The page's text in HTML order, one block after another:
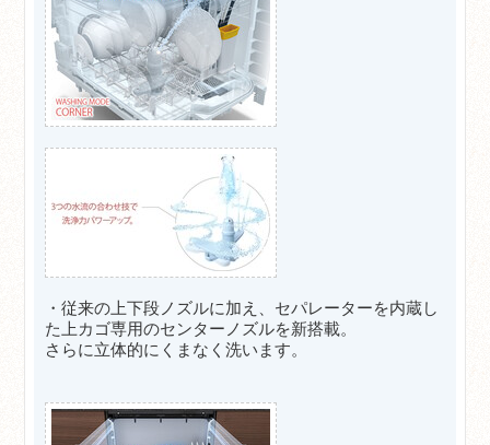
・従来の上下段ノズルに加え、セパレーターを内蔵し
た上カゴ専用のセンターノズルを新搭載。
さらに立体的にくまなく洗います。